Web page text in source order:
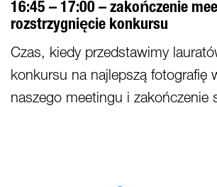
16:45 – 17:00 – zakończenie
rozstrzygnięcie konkursu
Czas, kiedy przedstawimy
konkursu na najlepszą fotografię
naszego meetingu i zakończenie